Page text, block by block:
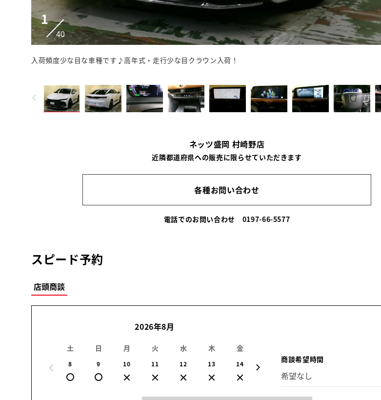
1
40
入荷頻度少な目な車種です♪高年式・走行少な目クラウン入荷！
ネッツ盛岡 村崎野店
近隣都道府県への販売に限らせていただきます
各種お問い合わせ
電話でのお問い合わせ 0197-66-5577
スピード予約
店頭商談
2026年8月
土
8
日
9
月
10
火
11
水
12
木
13
金
14 16 17
商談希望時間